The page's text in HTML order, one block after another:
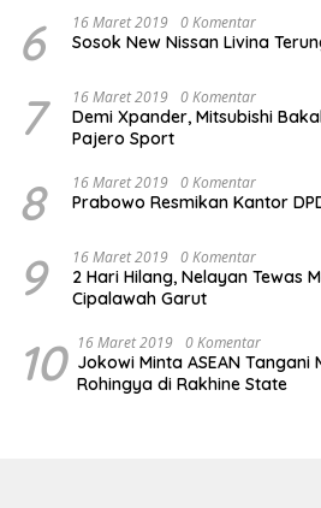
6 16 Maret 2019 0 Komentar
Sosok New Nissan Livina
7 16 Maret 2019 0 Komentar
Demi Xpander, Mitsubishi
Pajero Sport
8 16 Maret 2019 0 Komentar
Prabowo Resmikan Kantor
9 16 Maret 2019 0 Komentar
2 Hari Hilang, Nelayan Tewas
Cipalawah Garut
10 16 Maret 2019 0 Komentar
Jokowi Minta ASEAN Tangani
Rohingya di Rakhine State